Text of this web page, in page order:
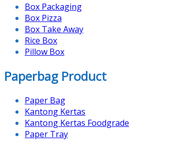
Box Packaging
Box Pizza
Box Take Away
Rice Box
Pillow Box
Paperbag Product
Paper Bag
Kantong Kertas
Kantong Kertas Foodgrade
Paper Tray